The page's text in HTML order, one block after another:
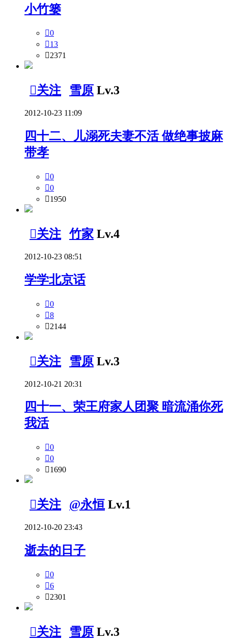
小竹篓
0
13
2371
关注 雪原 Lv.3
2012-10-23 11:09
四十二、儿溺死夫妻不活 做绝事披麻
带孝
0
0
1950
关注 竹家 Lv.4
2012-10-23 08:51
学学北京话
0
8
2144
关注 雪原 Lv.3
2012-10-21 20:31
四十一、荣王府家人团聚 暗流涌你死
我活
0
0
1690
关注 @永恒 Lv.1
2012-10-20 23:43
逝去的日子
0
6
2301
关注 雪原 Lv.3